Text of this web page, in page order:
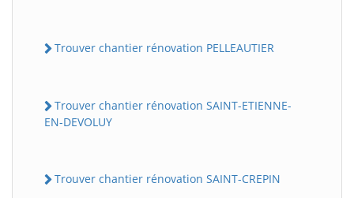
Trouver chantier rénovation PELLEAUTIER
Trouver chantier rénovation SAINT-ETIENNE-
EN-DEVOLUY
Trouver chantier rénovation SAINT-CREPIN